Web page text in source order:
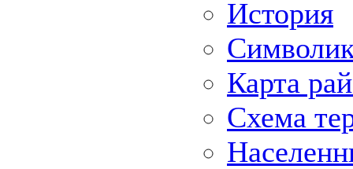
История
Карта
Схема